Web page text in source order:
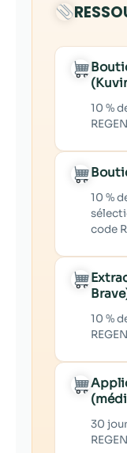
10 %
10 %
code
10 %
30